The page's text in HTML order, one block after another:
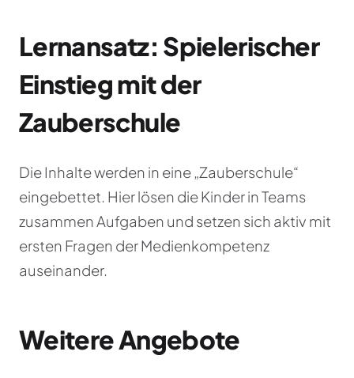
Lernansatz: Spielerischer
Einstieg mit der
Zauberschule
Die Inhalte werden in eine „Zauberschule“
eingebettet. Hier lösen die Kinder in Teams
zusammen Aufgaben und setzen sich aktiv mit
ersten Fragen der Medienkompetenz
auseinander.
Weitere Angebote